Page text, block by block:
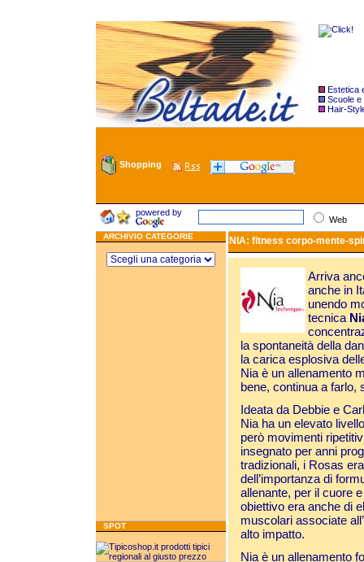
Estetica
Scuole e
Hair-
Shopping
powered by
Web
ARCHIVIO CATEGORIE
SPOT
NIA: fitness corpo-mente-
Arriva
anche in
unendo
tecnica
la spontaneità della
la carica esplosiva
Nia è un allenamento
bene, continua a farlo,
Ideata da Debbie e
Nia ha un elevato
però movimenti
insegnato per anni
tradizionali, i Rosas
dell’importanza di
allenante, per il cuore
obiettivo era anche di
muscolari associate
alto impatto.
Nia è un allenamento